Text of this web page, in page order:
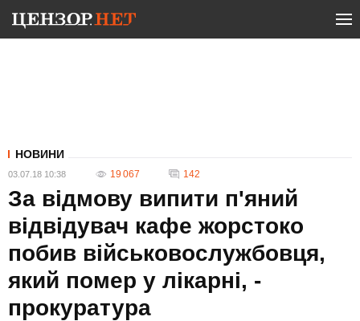
НОВИНИ
03.07.18 10:38 19 067 142
За відмову випити п'яний
відвідувач кафе жорстоко
побив військовослужбовця,
який помер у лікарні, -
прокуратура